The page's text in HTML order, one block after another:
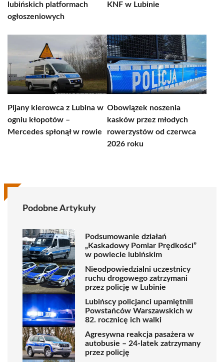
lubińskich platformach
ogłoszeniowych
KNF w Lubinie
Pijany kierowca z Lubina w
ogniu kłopotów –
Mercedes spłonął w rowie
Obowiązek noszenia
kasków przez młodych
rowerzystów od czerwca
2026 roku
Podobne Artykuły
Podsumowanie działań
„Kaskadowy Pomiar Prędkości”
w powiecie lubińskim
Nieodpowiedzialni uczestnicy
ruchu drogowego zatrzymani
przez policję w Lubinie
Lubińscy policjanci upamiętnili
Powstańców Warszawskich w
82. rocznicę ich walki
Agresywna reakcja pasażera w
autobusie – 24-latek zatrzymany
przez policję